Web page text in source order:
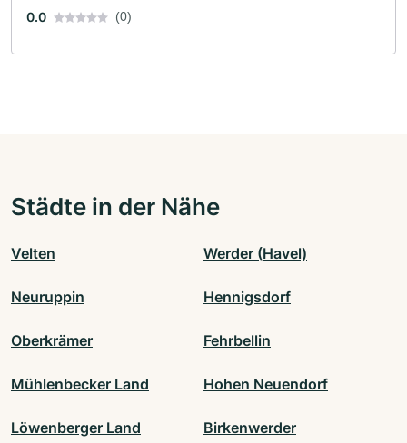
0.0 (0)
Städte in der Nähe
Velten Werder (Havel)
Neuruppin Hennigsdorf
Oberkrämer Fehrbellin
Mühlenbecker Land Hohen Neuendorf
Löwenberger Land Birkenwerder